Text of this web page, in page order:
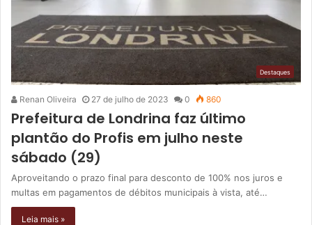
Destaques
Renan Oliveira 27 de julho de 2023 0 860
Prefeitura de Londrina faz último
plantão do Profis em julho neste
sábado (29)
Aproveitando o prazo final para desconto de 100% nos juros e
multas em pagamentos de débitos municipais à vista, até…
Leia mais »